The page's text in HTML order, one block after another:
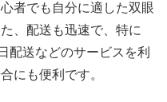
者でも自分に適した双眼
、配送も迅速で、特に
配送などのサービスを利
にも便利です。